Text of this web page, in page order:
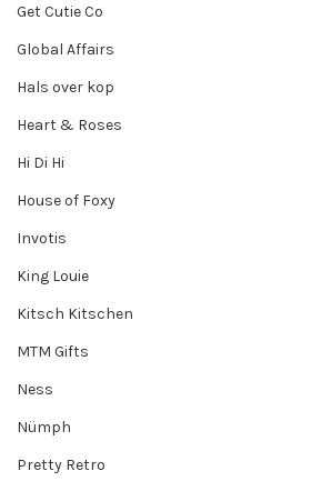
Get Cutie Co
Global Affairs
Hals over kop
Heart & Roses
Hi Di Hi
House of Foxy
Invotis
King Louie
Kitsch Kitschen
MTM Gifts
Ness
Nümph
Pretty Retro